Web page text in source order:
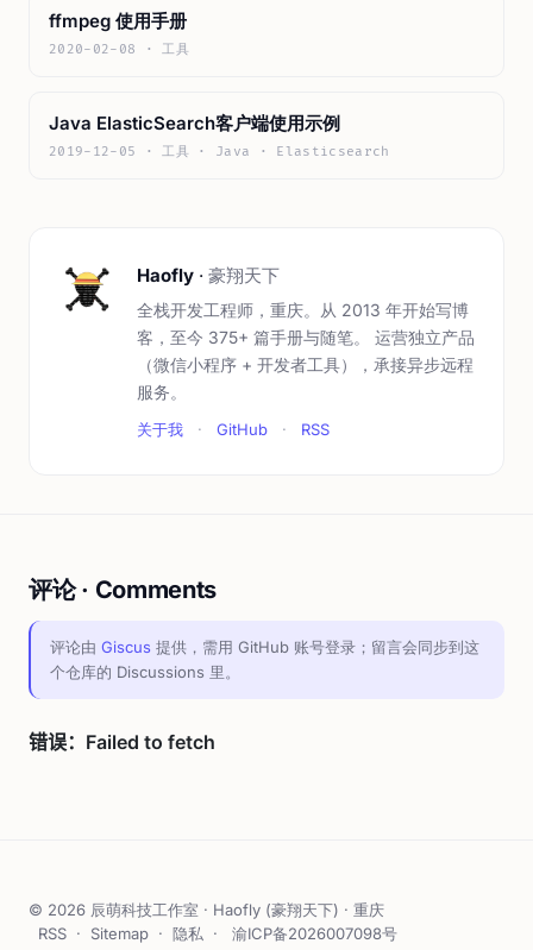
ffmpeg 使用手册
2020-02-08 · 工具
Java ElasticSearch客户端使用示例
2019-12-05 · 工具 · Java · Elasticsearch
Haofly · 豪翔天下
全栈开发工程师，重庆。从 2013 年开始写博
客，至今 375+ 篇手册与随笔。 运营独立产品
（微信小程序 + 开发者工具），承接异步远程
服务。
关于我 · GitHub · RSS
评论 · Comments
评论由 Giscus 提供，需用 GitHub 账号登录；留言会同步到这
个仓库的 Discussions 里。
© 2026 辰萌科技工作室 · Haofly (豪翔天下) · 重庆
RSS · Sitemap · 隐私 · 渝ICP备2026007098号